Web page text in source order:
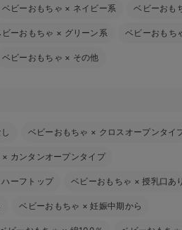
ベビーおもちゃ × ネイビー系 ベビーおも
ビーおもちゃ × グリーン系 ベビーおもち
ベビーおもちゃ × その他
ベビーおもちゃ × クロスオープンタイ
× カンタンオープンタイプ
ハーフトップ ベビーおもちゃ ×授乳口あり
ベビーおもちゃ ×妊娠中期から